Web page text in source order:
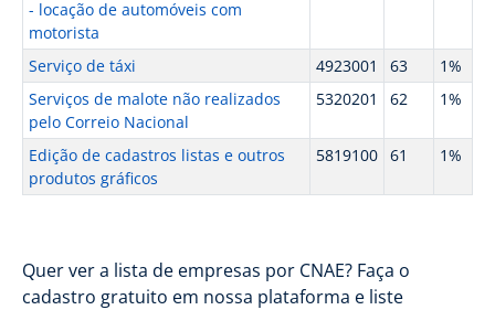
- locação de automóveis com
motorista
Serviço de táxi
4923001 63
1%
Serviços de malote não realizados
pelo Correio Nacional
5320201 62 1%
Edição de cadastros listas e outros
produtos gráficos
5819100 61 1%
Quer ver a lista de empresas por CNAE? Faça o
cadastro gratuito em nossa plataforma e liste